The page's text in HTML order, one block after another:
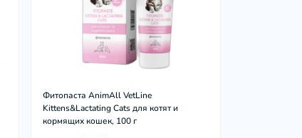
Фитопаста AnimAll VetLine
Kittens&Lactating Cats для котят и
кормящих кошек, 100 г